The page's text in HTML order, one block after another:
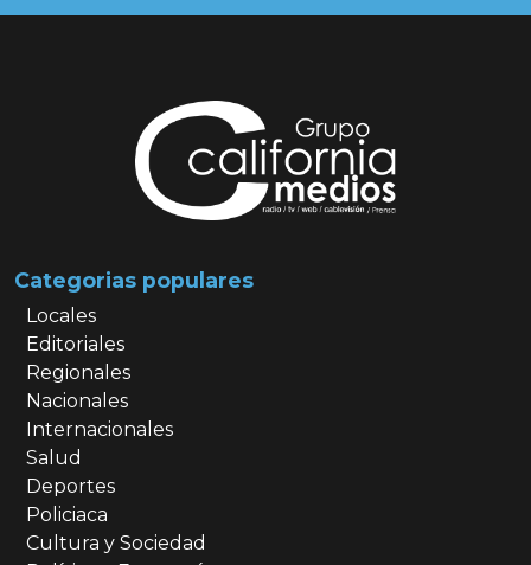
Categorias populares
Locales
Editoriales
Regionales
Nacionales
Internacionales
Salud
Deportes
Policiaca
Cultura y Sociedad